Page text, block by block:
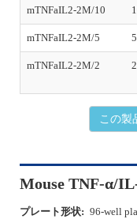
mTNFaIL2-2M/10
mTNFaIL2-2M/5
mTNFaIL2-2M/2
この製
Mouse TNF-α/
プレート形状: 96-well